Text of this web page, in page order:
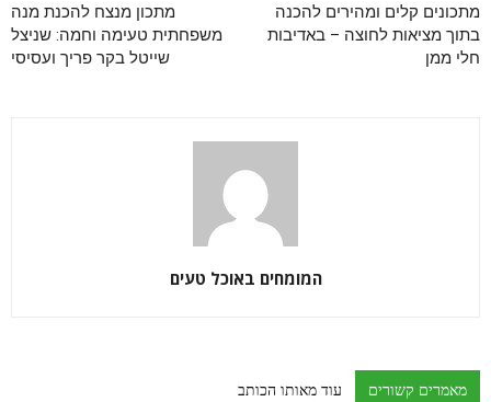
מתכונים קלים ומהירים להכנה
בתוך מציאות לחוצה – באדיבות
חלי ממן
מתכון מנצח להכנת מנה
משפחתית טעימה וחמה: שניצל
שייטל בקר פריך ועסיסי
המומחים באוכל טעים
מאמרים קשורים עוד מאותו הכותב